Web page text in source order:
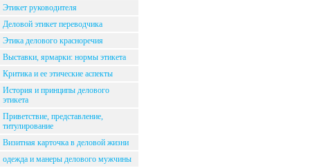
Этикет руководителя
Деловой этикет переводчика
Этика делового красноречия
Выставки, ярмарки: нормы этикета
Критика и ее этические аспекты
История и принципы делового
этикета
Приветствие, представление,
титулирование
Визитная карточка в деловой жизни
одежда и манеры делового мужчины